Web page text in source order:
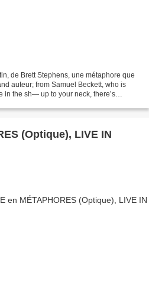
de Brett Stephens, une métaphore que
auteur; from Samuel Beckett, who is
in the sh— up to your neck, there’s
LIVE IN